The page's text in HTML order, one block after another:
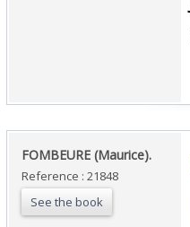
‎FOMBEURE (Maurice).‎
Reference : 21848
See the book